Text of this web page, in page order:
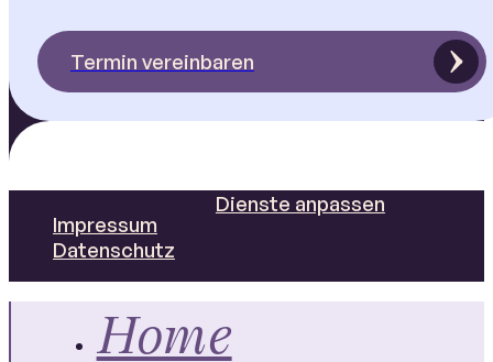
Termin vereinbaren
Impressum
Datenschutz
Dienste anpassen
Home